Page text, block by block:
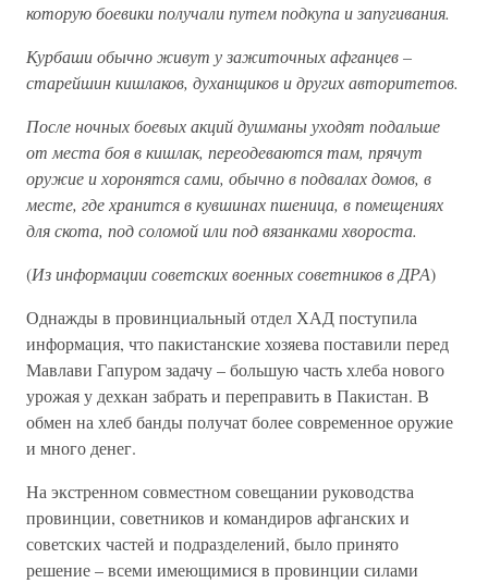
которую боевики получали путем подкупа и запугивания.
Курбаши обычно живут у зажиточных афганцев –
старейшин кишлаков, духанщиков и других авторитетов.
После ночных боевых акций душманы уходят подальше
от места боя в кишлак, переодеваются там, прячут
оружие и хоронятся сами, обычно в подвалах домов, в
месте, где хранится в кувшинах пшеница, в помещениях
для скота, под соломой или под вязанками хвороста.
(Из информации советских военных советников в ДРА)
Однажды в провинциальный отдел ХАД поступила
информация, что пакистанские хозяева поставили перед
Мавлави Гапуром задачу – большую часть хлеба нового
урожая у дехкан забрать и переправить в Пакистан. В
обмен на хлеб банды получат более современное оружие
и много денег.
На экстренном совместном совещании руководства
провинции, советников и командиров афганских и
советских частей и подразделений, было принято
решение – всеми имеющимися в провинции силами